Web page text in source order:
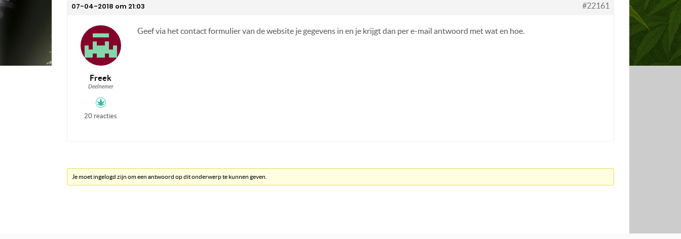
07-04-2018 om 21:03 #22161
Freek
Deelnemer
20 reacties
Geef via het contact formulier van de website je gegevens in en je krijgt dan per e-mail antwoord met wat en hoe.
Je moet ingelogd zijn om een antwoord op dit onderwerp te kunnen geven.